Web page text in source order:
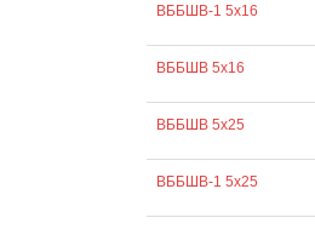
ВББШВ-1 5х16
ВББШВ 5х16
ВББШВ 5х25
ВББШВ-1 5х25